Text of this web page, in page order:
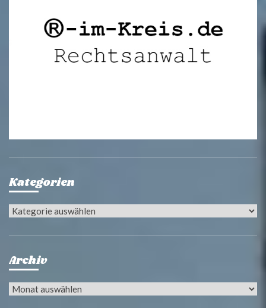
Kategorien
Kategorien
Archiv
Archiv